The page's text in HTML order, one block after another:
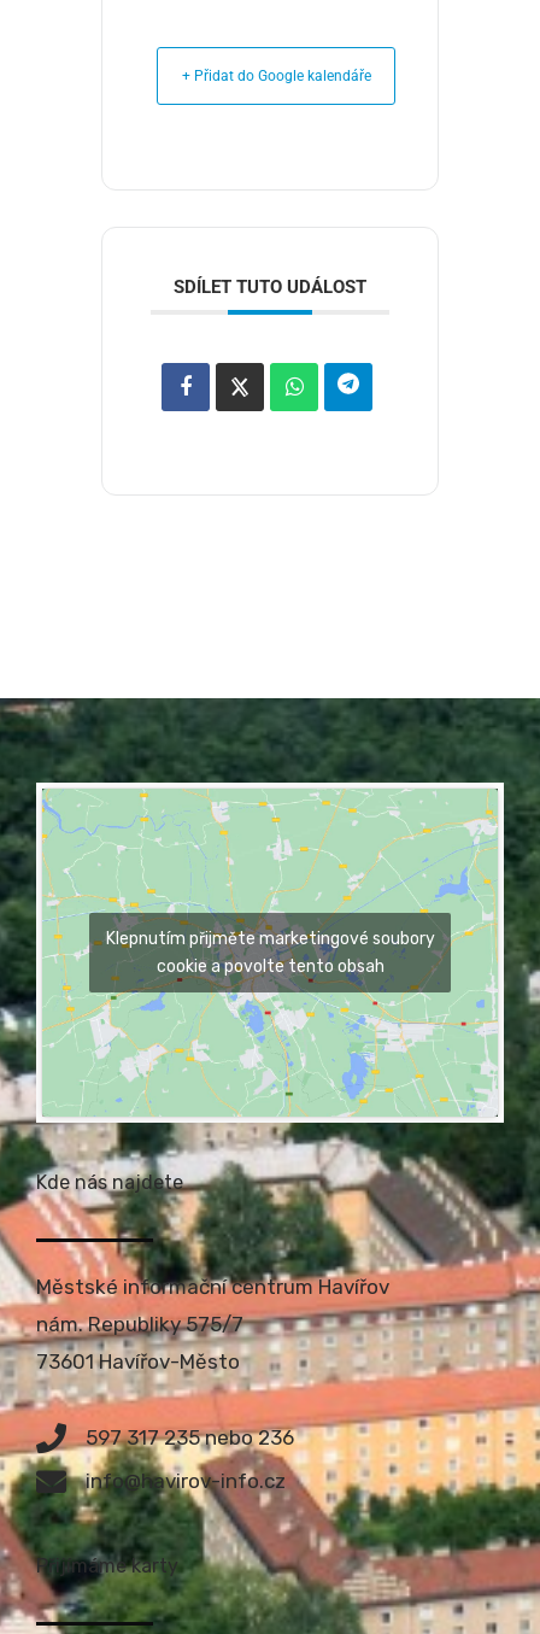
+ Přidat do Google kalendáře
SDÍLET TUTO UDÁLOST
Klepnutím přijměte marketingové soubory
cookie a povolte tento obsah
Kde nás najdete
Městské informační centrum Havířov
nám. Republiky 575/7
73601 Havířov-Město
597 317 235 nebo 236
info@havirov-info.cz
Přijímáme karty